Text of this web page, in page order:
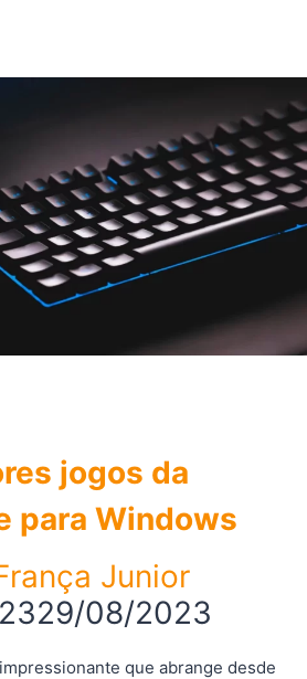
jogos da
para Windows
Junior
29/08/2023
que abrange desde